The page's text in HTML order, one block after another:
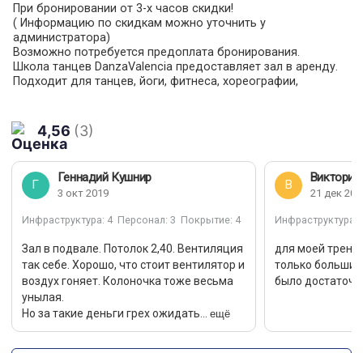
При бронировании от 3-х часов скидки!
( Информацию по скидкам можно уточнить у
администратора)
Возможно потребуется предоплата бронирования.
Школа танцев DanzaValencia предоставляет зал в аренду.
Подходит для танцев, йоги, фитнеса, хореографии,
Аэропорт и Сокол, оборудован всем необходимым для
комфортных занятий. Уборка производится ежедневно.
Проведена система приточно-вытяжной вентиляции
Ventrex RISV 1500V, что позволяет наполнять помещение
свежем воздухом, также в каждом зале есть один или два
стационарных кондиционера, вентиляторы,
зеркала по всей стене, музыкальное и световое
оборудование.
Раздевалки муж и жен, 4 туалета, душ, ресепшн, фойэ -
зона для ожидания, мини кафе,
вода в кулере (своя бутылочка или стаканчик), wi-fi
Сообщать о кол-ве участников, согласовать кол-во
человек в зале.
Зал 27м, до 3-5чел, большее к-во необходимо согласовать.
4,56 (3)
Г
Геннадий Кушнир
3 окт 2019
Инфраструктура: 4 Персонал: 3 Покрытие: 4
Зал в подвале. Потолок 2,40. Вентиляция
так себе. Хорошо, что стоит вентилятор и
воздух гоняет. Колоночка тоже весьма
унылая.
Но за такие деньги грех ожидать... ещё
В
21 дек
Инфраструктура
для моей
только
было